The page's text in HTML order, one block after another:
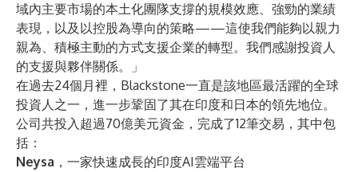
域內主要市場的本土化團隊支撐的規模效應、強勁的業績
表現，以及以控股為導向的策略——這使我們能夠以親力
親為、積極主動的方式支援企業的轉型。我們感謝投資人
的支援與夥伴關係。」
在過去24個月裡，Blackstone一直是該地區最活躍的全球
投資人之一，進一步鞏固了其在印度和日本的領先地位。
公司共投入超過70億美元資金，完成了12筆交易，其中包
括：
Neysa ，一家快速成長的印度AI雲端平台